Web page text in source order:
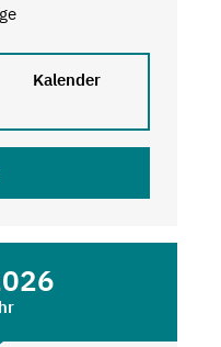
Kalender